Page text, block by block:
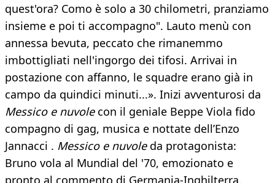
quest'ora? Como è solo a 30 chilometri, pranziamo
insieme e poi ti accompagno". Lauto menù con
annessa bevuta, peccato che rimanemmo
imbottigliati nell'ingorgo dei tifosi. Arrivai in
postazione con affanno, le squadre erano già in
campo da quindici minuti...». Inizi avventurosi da
Messico e nuvolecon il geniale Beppe Viola fido
compagno di gag, musica e nottate dell’Enzo
Jannacci . Messico e nuvoleda protagonista:
Bruno vola al Mundial del '70, emozionato e
pronto al commento di Germania-Inghilterra.